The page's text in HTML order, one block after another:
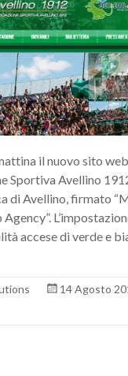
il nuovo sito web
Sportiva Avellino
di Avellino, firmato
accese di verde e
14 Agosto